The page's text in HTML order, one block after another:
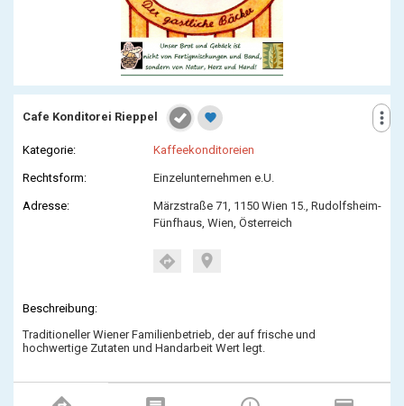
more_vert
Cafe Konditorei Rieppel favorite
Kategorie: Kaffeekonditoreien
Rechtsform: Einzelunternehmen e.U.
Adresse:
Märzstraße 71, 1150 Wien 15., Rudolfsheim-
Fünfhaus, Wien, Österreich
directions location_on
Beschreibung:
Traditioneller Wiener Familienbetrieb, der auf frische und
hochwertige Zutaten und Handarbeit Wert legt.